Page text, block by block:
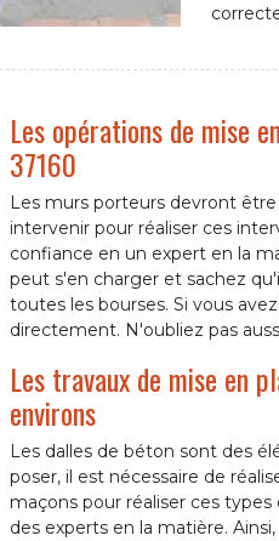
Les opérations de mise
37160
Les murs porteurs devront
intervenir pour réaliser ces
confiance en un expert en la
peut s'en charger et sachez
toutes les bourses. Si vous
directement. N'oubliez pas
Les travaux de mise en
environs
Les dalles de béton sont des
poser, il est nécessaire de
maçons pour réaliser ces
des experts en la matière.